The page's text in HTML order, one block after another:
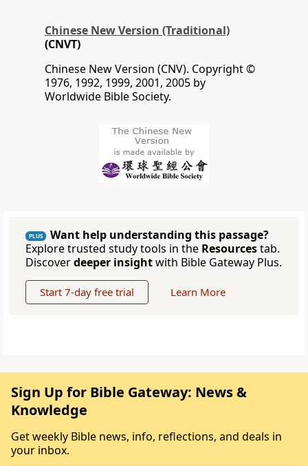
Chinese New Version (Traditional)
(CNVT)
Chinese New Version (CNV). Copyright ©
1976, 1992, 1999, 2001, 2005 by
Worldwide Bible Society.
PLUS
Want help understanding this passage?
Explore trusted study tools in the Resourcestab.
Discoverdeeper insightwith Bible Gateway Plus.
Start 7-day free trial Learn More
Sign Up for Bible Gateway: News &
Knowledge
Get weekly Bible news, info, reflections, and deals in
your inbox.